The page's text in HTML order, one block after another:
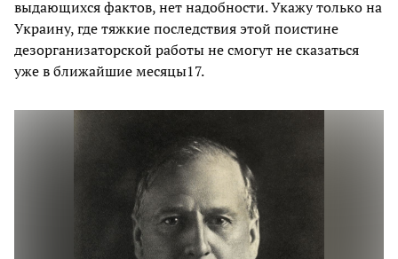
выдающихся фактов, нет надобности. Укажу только на
Украину, где тяжкие последствия этой поистине
дезорганизаторской работы не смогут не сказаться
уже в ближайшие месяцы17.